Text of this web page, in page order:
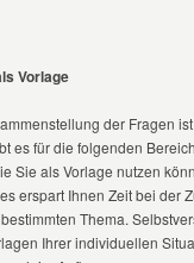
Vorlage
der Fragen
es für die folgenden
Sie als Vorlage nutzen
erspart Ihnen Zeit bei der
Thema.
Ihrer individuellen